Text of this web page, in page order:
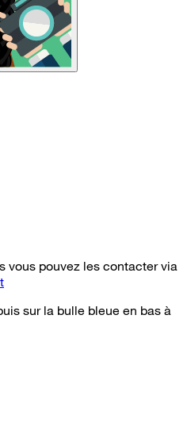
vous pouvez les contacter via
sur la bulle bleue en bas à